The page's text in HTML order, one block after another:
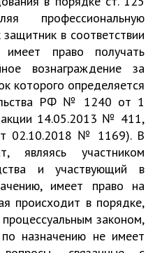
профессиональную
в соответствии
право получать
вознаграждение за
которого определяется
РФ № 1240 от 1
14.05.2013 № 411,
02.10.2018 № 1169). В
являясь участником
и участвующий в
имеет право на
происходит в порядке,
законом,
назначению не имеет